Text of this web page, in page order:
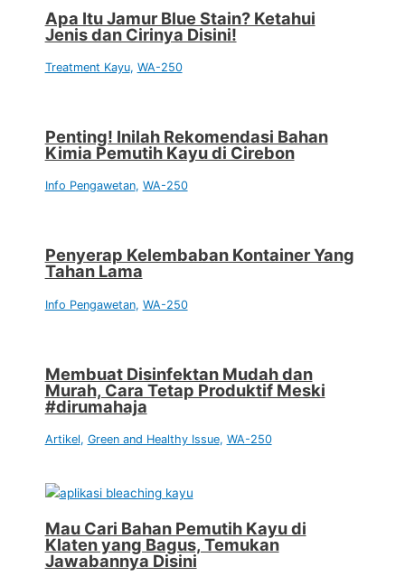
Apa Itu Jamur Blue Stain? Ketahui
Jenis dan Cirinya Disini!
Treatment Kayu, WA-250
Penting! Inilah Rekomendasi Bahan
Kimia Pemutih Kayu di Cirebon
Info Pengawetan, WA-250
Penyerap Kelembaban Kontainer Yang
Tahan Lama
Info Pengawetan, WA-250
Membuat Disinfektan Mudah dan
Murah, Cara Tetap Produktif Meski
#dirumahaja
Artikel, Green and Healthy Issue, WA-250
Mau Cari Bahan Pemutih Kayu di
Klaten yang Bagus, Temukan
Jawabannya Disini